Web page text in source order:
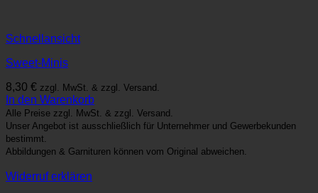
Schnellansicht
Sweet-Minis
8,30 € zzgl. MwSt. & zzgl. Versand.
In den Warenkorb
Alle Preise zzgl. MwSt. & zzgl. Versand.
Unser Angebot ist ausschließlich für Unternehmer und Gewerbekunden
bestimmt.
Abbildungen & Garnituren können vom Original abweichen.
Widerruf erklären